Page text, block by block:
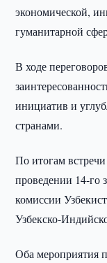
экономической,
гуманитарной
В ходе
инициатив и
странами.
По итогам
проведении 14-го
комиссии
Узбекско-
Оба мероприятия